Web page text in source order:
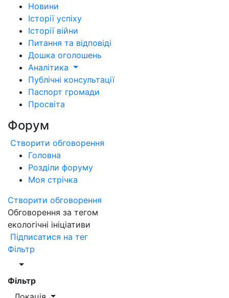
Новини
Історії успіху
Історії війни
Питання та відповіді
Дошка оголошень
Аналітика
Публічні консультації
Паспорт громади
Просвіта
Форум
Створити обговорення
Головна
Розділи форуму
Моя стрічка
Створити обговорення
Обговорення за тегом
екологічні ініціативи
Підписатися на тег
Фільтр
Фільтр